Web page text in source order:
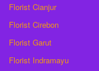
Florist Cianjur
Florist Cirebon
Florist Garut
Florist Indramayu